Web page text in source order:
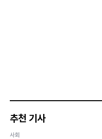
추천 기사
사회